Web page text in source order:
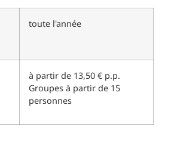
toute l'année
à partir de 13,50 € p.p.
Groupes à partir de 15
personnes